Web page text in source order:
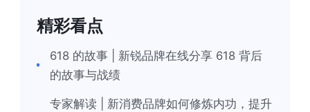
精彩看点
618 的故事 | 新锐品牌在线分享 618 背后
的故事与战绩
专家解读 | 新消费品牌如何修炼内功，提升